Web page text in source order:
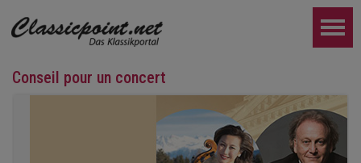
Conseil pour un concert